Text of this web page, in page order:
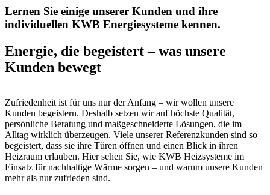
Lernen Sie einige unserer Kunden und ihre
individuellen KWB Energiesysteme kennen.
Energie, die begeistert – was unsere
Kunden bewegt
Zufriedenheit ist für uns nur der Anfang – wir wollen unsere
Kunden begeistern. Deshalb setzen wir auf höchste Qualität,
persönliche Beratung und maßgeschneiderte Lösungen, die im
Alltag wirklich überzeugen. Viele unserer Referenzkunden sind so
begeistert, dass sie ihre Türen öffnen und einen Blick in ihren
Heizraum erlauben. Hier sehen Sie, wie KWB Heizsysteme im
Einsatz für nachhaltige Wärme sorgen – und warum unsere Kunden
mehr als nur zufrieden sind.